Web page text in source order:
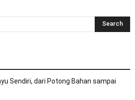
Sendiri, dari Potong Bahan sampai